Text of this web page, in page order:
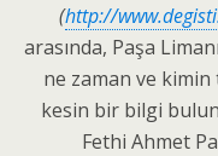
(http://
arasında, Paşa
ne zaman ve kimin
kesin bir bilgi
Fethi Ahmet